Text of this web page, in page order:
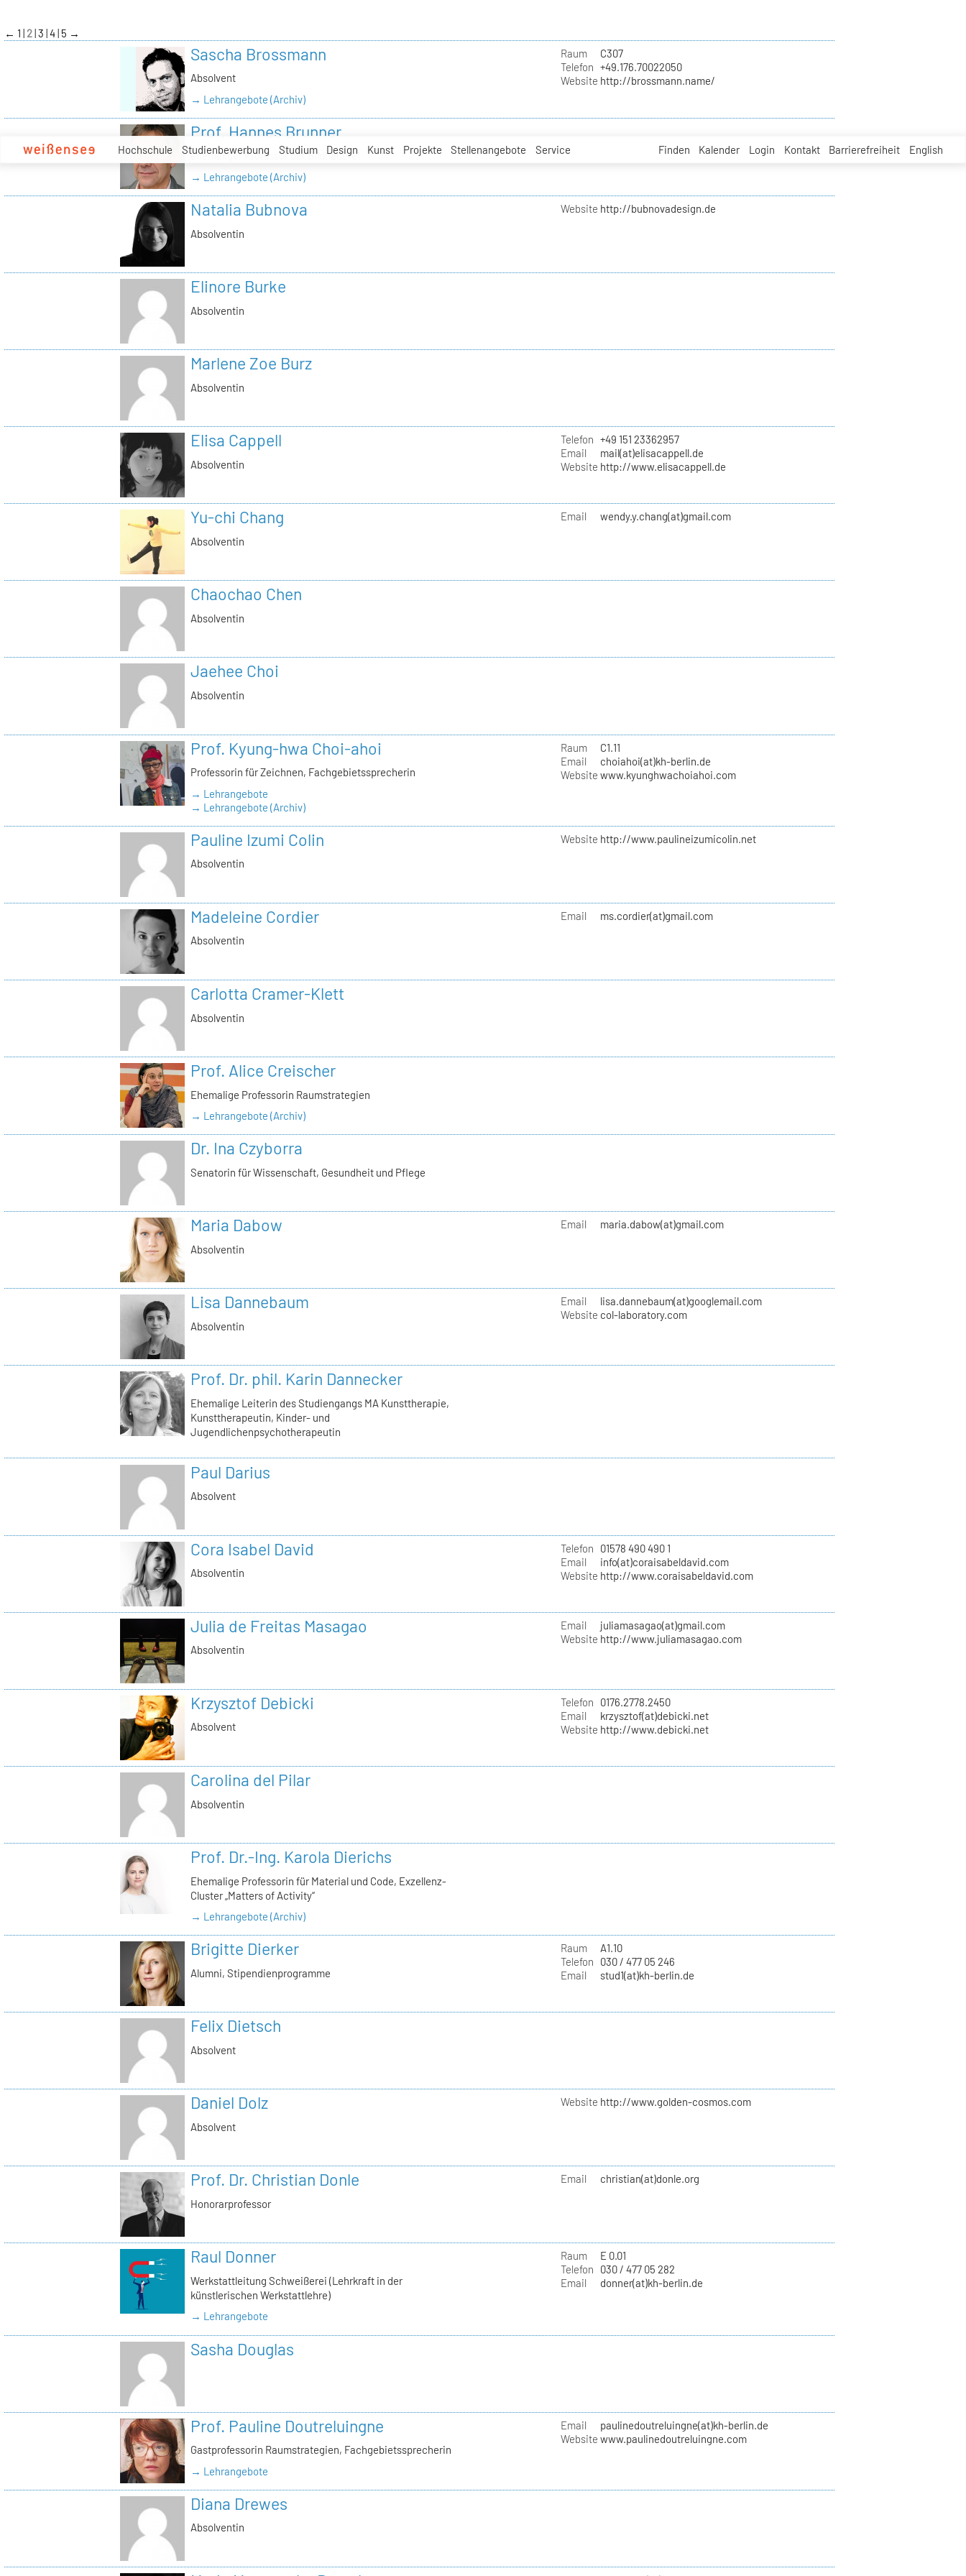
Hochschule Studienbewerbung Studium Design Kunst Projekte Stellenangebote Service Finden Kalender Login Kontakt Barrierefreiheit English
← 1 2 3 4 5 →
Sascha Brossmann
Absolvent
→ Lehrangebote (Archiv)
Raum
C307
Telefon +49.176.70022050
Website http://brossmann.name/
Prof. Hannes Brunner
ehemaliger Professor der Bildhauerei
→ Lehrangebote (Archiv)
Natalia Bubnova
Absolventin
Website http://bubnovadesign.de
Elinore Burke
Absolventin
Marlene Zoe Burz
Absolventin
Elisa Cappell
Absolventin
Telefon +49 151 23362957
Email
mail(at)elisacappell.de
Website http://www.elisacappell.de
Yu-chi Chang
Absolventin
Email wendy.y.chang(at)gmail.com
Chaochao Chen
Absolventin
Jaehee Choi
Absolventin
Prof. Kyung-hwa Choi-ahoi
Professorin für Zeichnen, Fachgebietssprecherin
→ Lehrangebote
→ Lehrangebote (Archiv)
Raum
C1.11
Email
choiahoi(at)kh-berlin.de
Website www.kyunghwachoiahoi.com
Pauline Izumi Colin
Absolventin
Website http://www.paulineizumicolin.net
Madeleine Cordier
Absolventin
Email ms.cordier(at)gmail.com
Carlotta Cramer-Klett
Absolventin
Prof. Alice Creischer
Ehemalige Professorin Raumstrategien
→ Lehrangebote (Archiv)
Dr. Ina Czyborra
Senatorin für Wissenschaft, Gesundheit und Pflege
Maria Dabow
Absolventin
Email maria.dabow(at)gmail.com
Lisa Dannebaum
Absolventin
Email
lisa.dannebaum(at)googlemail.com
Website col-laboratory.com
Prof. Dr. phil. Karin Dannecker
Ehemalige Leiterin des Studiengangs MA Kunsttherapie,
Kunsttherapeutin, Kinder- und
Jugendlichenpsychotherapeutin
Paul Darius
Absolvent
Cora Isabel David
Absolventin
Telefon
01578 490 490 1
Email
info(at)coraisabeldavid.com
Website http://www.coraisabeldavid.com
Julia de Freitas Masagao
Absolventin
Email
juliamasagao(at)gmail.com
Website http://www.juliamasagao.com
Krzysztof Debicki
Absolvent
Telefon
0176.2778.2450
Email
krzysztof(at)debicki.net
Website http://www.debicki.net
Carolina del Pilar
Absolventin
Prof. Dr.-Ing. Karola Dierichs
Ehemalige Professorin für Material und Code, Exzellenz-
Cluster „Matters of Activity“
→ Lehrangebote (Archiv)
Brigitte Dierker
Alumni, Stipendienprogramme
Raum
A1.10
Telefon
030 / 477 05 246
Email
stud1(at)kh-berlin.de
Felix Dietsch
Absolvent
Daniel Dolz
Absolvent
Website http://www.golden-cosmos.com
Prof. Dr. Christian Donle
Honorarprofessor
Email christian(at)donle.org
Raul Donner
Werkstattleitung Schweißerei (Lehrkraft in der
künstlerischen Werkstattlehre)
→ Lehrangebote
Raum
E 0.01
Telefon
030 / 477 05 282
Email
donner(at)kh-berlin.de
Sasha Douglas
Prof. Pauline Doutreluingne
Gastprofessorin Raumstrategien, Fachgebietssprecherin
→ Lehrangebote
Email
paulinedoutreluingne(at)kh-berlin.de
Website www.paulinedoutreluingne.com
Diana Drewes
Absolventin